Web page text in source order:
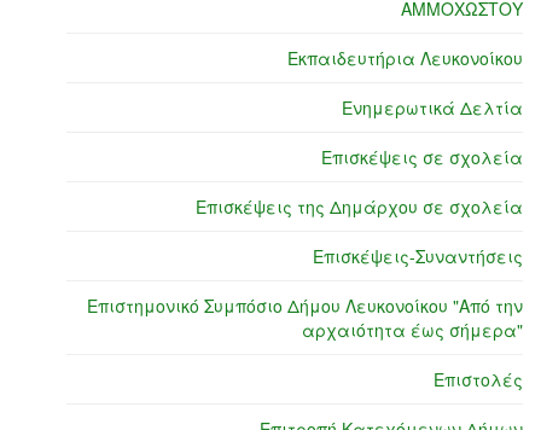
ΑΜΜΟΧΩΣΤΟΥ
Εκπαιδευτήρια Λευκονοίκου
Ενημερωτικά Δελτία
Επισκέψεις σε σχολεία
Επισκέψεις της Δημάρχου σε σχολεία
Επισκέψεις-Συναντήσεις
Επιστημονικό Συμπόσιο Δήμου Λευκονοίκου "Από την
αρχαιότητα έως σήμερα"
Επιστολές